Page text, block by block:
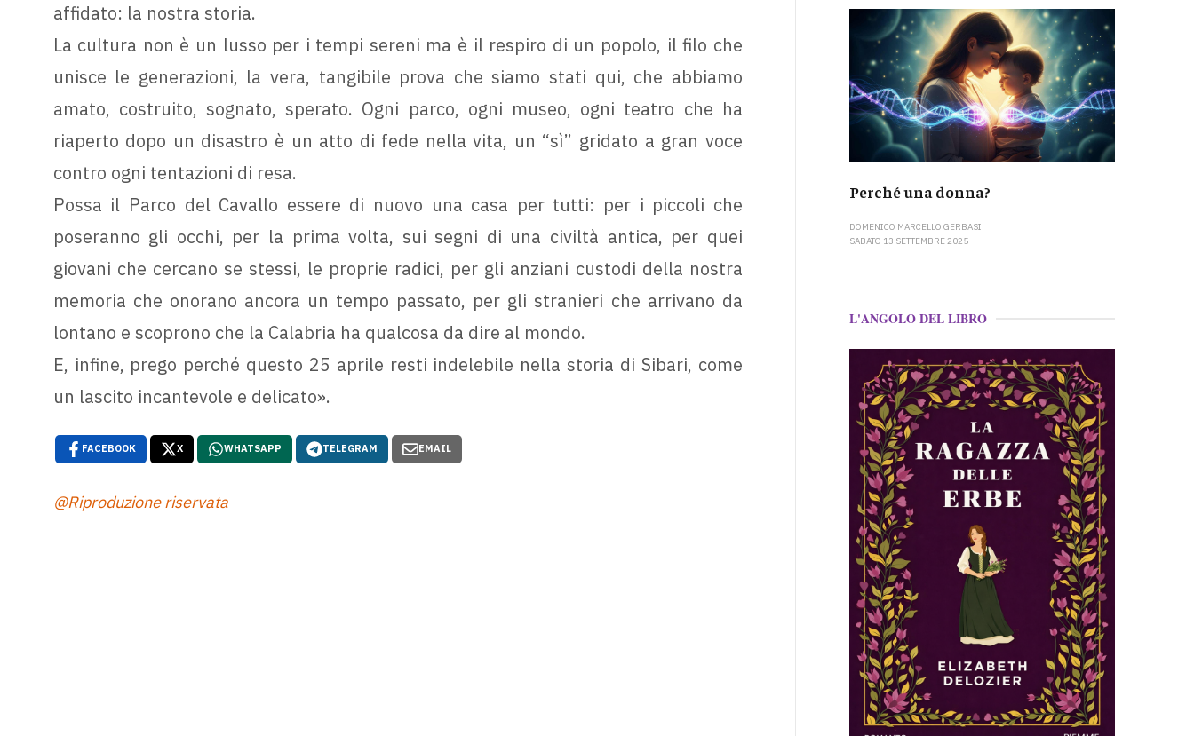
affidato: la nostra storia.
La cultura non è un lusso per i tempi sereni ma è il respiro di un popolo, il filo che
unisce le generazioni, la vera, tangibile prova che siamo stati qui, che abbiamo
amato, costruito, sognato, sperato. Ogni parco, ogni museo, ogni teatro che ha
riaperto dopo un disastro è un atto di fede nella vita, un “sì” gridato a gran voce
contro ogni tentazioni di resa.
Possa il Parco del Cavallo essere di nuovo una casa per tutti: per i piccoli che
poseranno gli occhi, per la prima volta, sui segni di una civiltà antica, per quei
giovani che cercano se stessi, le proprie radici, per gli anziani custodi della nostra
memoria che onorano ancora un tempo passato, per gli stranieri che arrivano da
lontano e scoprono che la Calabria ha qualcosa da dire al mondo.
E, infine, prego perché questo 25 aprile resti indelebile nella storia di Sibari, come
un lascito incantevole e delicato».
FACEBOOK X WHATSAPP TELEGRAM EMAIL
@Riproduzione riservata
Perché una donna?
DOMENICO MARCELLO GERBASI
SABATO 13 SETTEMBRE 2025
L'ANGOLO DEL LIBRO